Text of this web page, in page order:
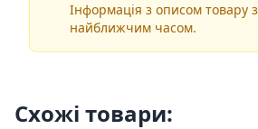
Інформація з описом товару
найближчим часом.
Схожі товари: